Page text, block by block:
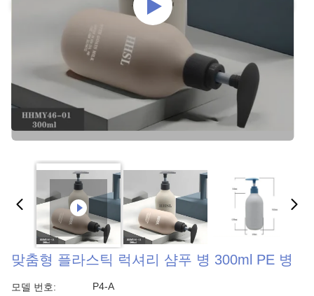
맞춤형 플라스틱 럭셔리 샴푸 병 300ml PE 병
모델 번호: P4-A